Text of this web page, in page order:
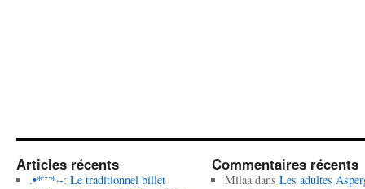
Articles récents
.•*¨¨*·-: Le traditionnel billet
Commentaires récents
Milaadans Les adultes